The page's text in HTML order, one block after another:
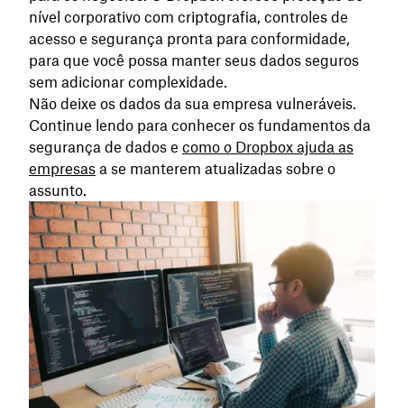
nível corporativo com criptografia, controles de
acesso e segurança pronta para conformidade,
para que você possa manter seus dados seguros
sem adicionar complexidade.
Não deixe os dados da sua empresa vulneráveis.
Continue lendo para conhecer os fundamentos da
segurança de dados e como o Dropbox ajuda as
empresas a se manterem atualizadas sobre o
assunto.